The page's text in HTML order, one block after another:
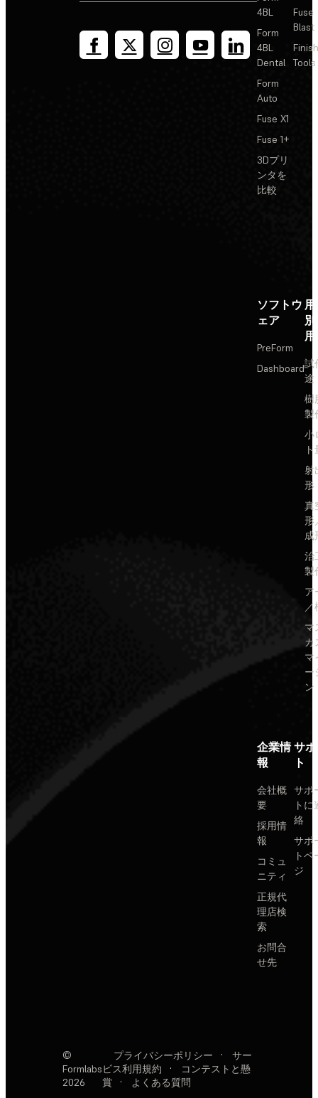
4BL
Form
4BL
Dental
Form
Auto
Fuse X1
Fuse 1+
3Dプリ
ンタを
比較
Fuse
Blast
Tools
ソフトウ
ェア
PreForm
Dashboard試
途
樹
製
小
射
形
真
形
成
治
製
ア
／
マ
カ
マ
ー
ン
企業情
報
会社概
要
採用情
報
コミュ
ニティ
正規代
理店検
索
お問合
せ先
サ
ト
サポ
トに
絡
サポ
トペ
ジ
©
Formlabs
2026
プライバシーポリシー ·
サー
ビス利用規約
·
コンテストと懸
賞
· よくある質問